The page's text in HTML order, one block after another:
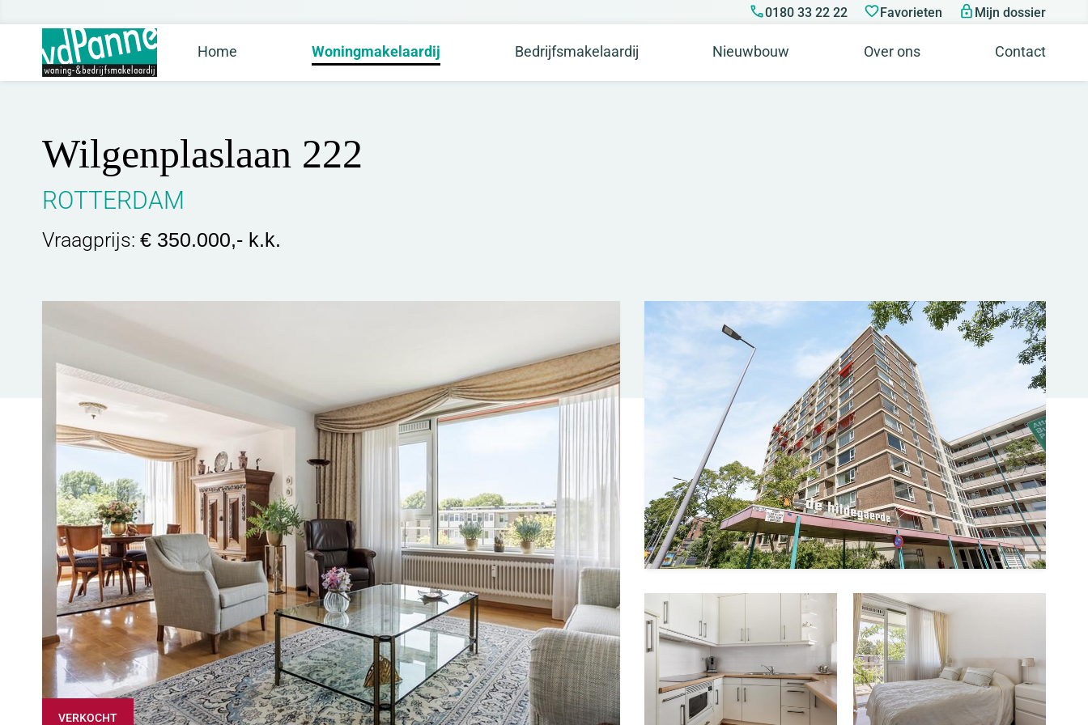
0180 33 22 22 Favorieten Mijn dossier
Home Woningmakelaardij Bedrijfsmakelaardij Nieuwbouw Over ons Contact
Wilgenplaslaan 222
ROTTERDAM
Vraagprijs: € 350.000,- k.k.
VERKOCHT